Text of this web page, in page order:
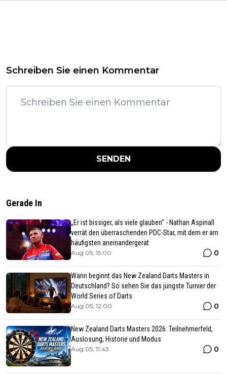
Schreiben Sie einen Kommentar
SENDEN
Gerade In
„Er ist bissiger, als viele glauben“ - Nathan Aspinall
verrät den überraschenden PDC-Star, mit dem er am
häufigsten aneinandergerät
Aug 05, 15:00 0
Wann beginnt das New Zealand Darts Masters in
Deutschland? So sehen Sie das jüngste Turnier der
World Series of Darts
Aug 05, 12:00 0
New Zealand Darts Masters 2026: Teilnehmerfeld,
Auslosung, Historie und Modus
Aug 05, 11:43 0